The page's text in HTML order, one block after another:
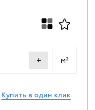
+ м²
Купить в один клик